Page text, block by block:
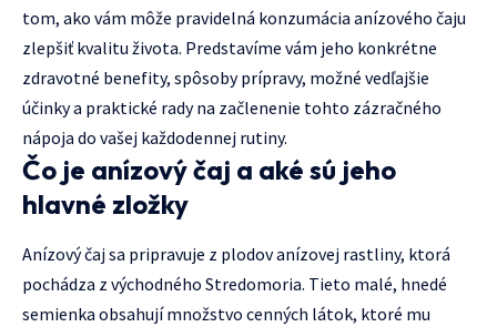
tom, ako vám môže pravidelná konzumácia anízového čaju
zlepšiť kvalitu života. Predstavíme vám jeho konkrétne
zdravotné benefity, spôsoby prípravy, možné vedľajšie
účinky a praktické rady na začlenenie tohto zázračného
nápoja do vašej každodennej rutiny.
Čo je anízový čaj a aké sú jeho
hlavné zložky
Anízový čaj sa pripravuje z plodov anízovej rastliny, ktorá
pochádza z východného Stredomoria. Tieto malé, hnedé
semienka obsahují množstvo cenných látok, ktoré mu